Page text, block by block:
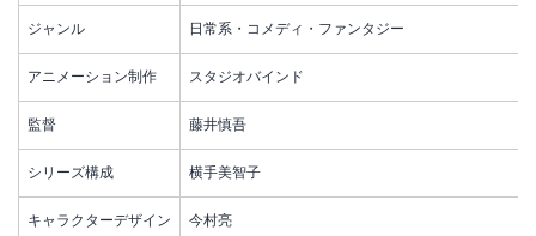
ジャンル 日常系・コメディ・ファンタジー
アニメーション制作 スタジオバインド
監督 藤井慎吾
シリーズ構成 横手美智子
キャラクターデザイン 今村亮